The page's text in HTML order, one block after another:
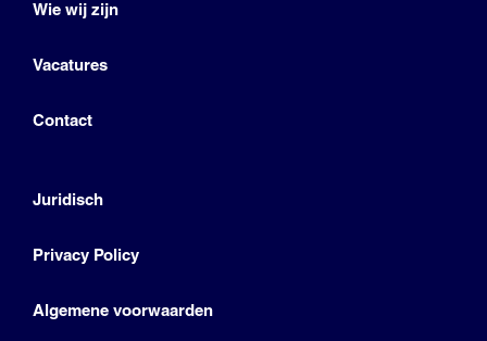
Wie wij zijn
Vacatures
Contact
Juridisch
Privacy Policy
Algemene voorwaarden